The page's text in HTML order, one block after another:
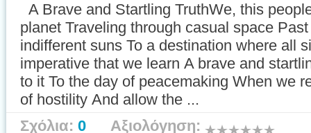
A Brave and Startling TruthWe, this
planet Traveling through casual space
indifferent suns To a destination where all
imperative that we learn A brave and
to it To the day of peacemaking When we
of hostility And allow the ...
Σχόλια: 0 Αξιολόγηση: